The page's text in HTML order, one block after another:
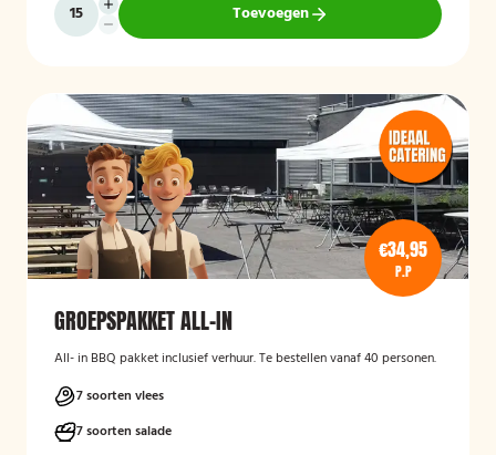
Toevoegen
€34,95
P.P
GROEPSPAKKET ALL-IN
All- in BBQ pakket inclusief verhuur. Te bestellen vanaf 40 personen.
7 soorten vlees
7 soorten salade